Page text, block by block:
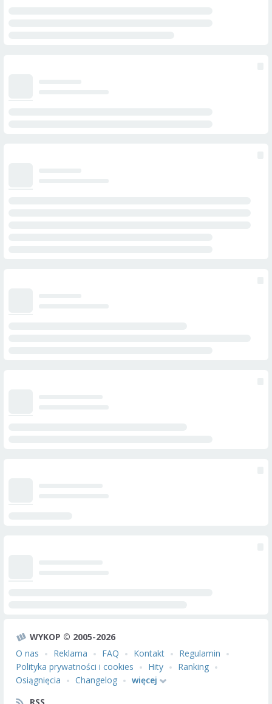
WYKOP © 2005-2026
O nas
Reklama FAQ Kontakt
Regulamin
Polityka prywatności i cookies
Hity
Ranking
Osiągnięcia
Changelog
więcej